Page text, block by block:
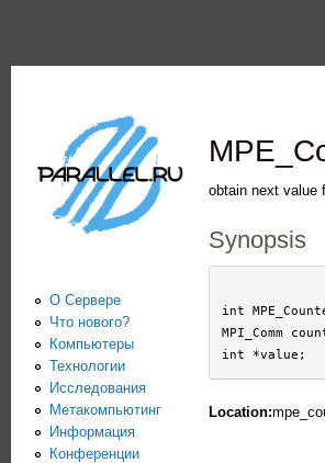
аналитический
центр по
параллельным
вычислениям
obtain next value
Synopsis
int
MPI_Comm
Location:
О Сервере
Что нового?
Компьютеры
Технологии
Исследования
Метакомпьютинг
Информация
Конференции